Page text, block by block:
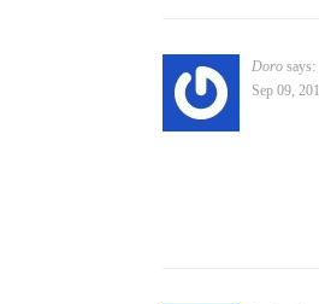
Doro says:
Sep 09,